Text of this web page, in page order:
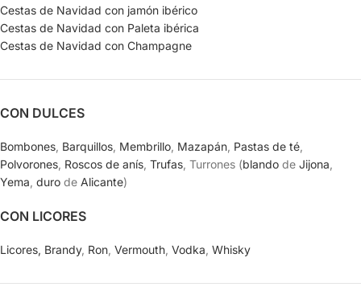
Cestas de Navidad con jamón ibérico
Cestas de Navidad con Paleta ibérica
Cestas de Navidad con Champagne
CON DULCES
Bombones Barquillos Membrillo Mazapán Pastas de té
Polvorones Roscos de anís Trufas , Turrones (blando de Jijona
Yema duro de Alicante)
CON LICORES
Licores, Brandy, Ron Vermouth Vodka Whisky